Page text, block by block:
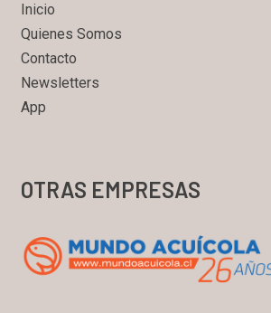
Inicio
Quienes Somos
Contacto
Newsletters
App
OTRAS EMPRESAS